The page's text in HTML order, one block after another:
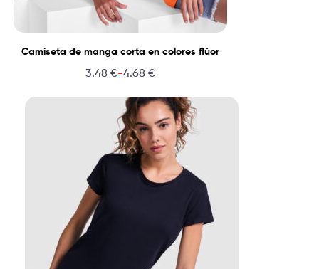
Camiseta de manga corta en colores flúor
3.48 €-4.68 €